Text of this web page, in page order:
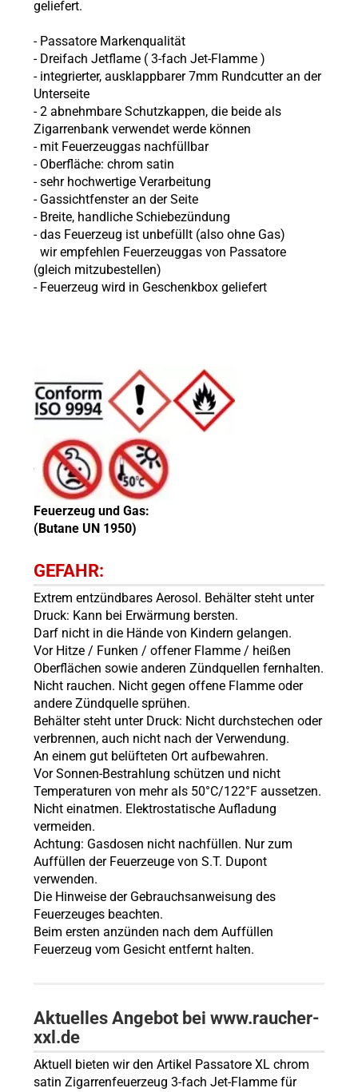
geliefert.
- Passatore Markenqualität
- Dreifach Jetflame (3-fach Jet-Flamme )
- integrierter, ausklappbarer 7mm Rundcutter an der
Unterseite
- 2 abnehmbare Schutzkappen, die beide als
Zigarrenbank verwendet werde können
- mit Feuerzeuggas nachfüllbar
- Oberfläche: chrom satin
- sehr hochwertige Verarbeitung
- Gassichtfenster an der Seite
- Breite, handliche Schiebezündung
- das Feuerzeug ist unbefüllt (also ohne Gas)
wir empfehlen Feuerzeuggas von Passatore
(gleich mitzubestellen)
- Feuerzeug wird in Geschenkbox geliefert
Feuerzeug und Gas:
(Butane UN 1950)
GEFAHR:
Extrem entzündbares Aerosol. Behälter steht unter
Druck: Kann bei Erwärmung bersten.
Darf nicht in die Hände von Kindern gelangen.
Vor Hitze / Funken / offener Flamme / heißen
Oberflächen sowie anderen Zündquellen fernhalten.
Nicht rauchen. Nicht gegen offene Flamme oder
andere Zündquelle sprühen.
Behälter steht unter Druck: Nicht durchstechen oder
verbrennen, auch nicht nach der Verwendung.
An einem gut belüfteten Ort aufbewahren.
Vor Sonnen-Bestrahlung schützen und nicht
Temperaturen von mehr als 50°C/122°F aussetzen.
Nicht einatmen. Elektrostatische Aufladung
vermeiden.
Achtung: Gasdosen nicht nachfüllen. Nur zum
Auffüllen der Feuerzeuge von S.T. Dupont
verwenden.
Die Hinweise der Gebrauchsanweisung des
Feuerzeuges beachten.
Beim ersten anzünden nach dem Auffüllen
Feuerzeug vom Gesicht entfernt halten.
Aktuelles Angebot bei www.raucher-
xxl.de
Aktuell bieten wir den Artikel Passatore XL chrom
satin Zigarrenfeuerzeug 3-fach Jet-Flamme für